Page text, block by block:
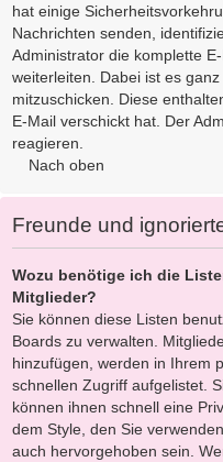
hat einige
Nachrichten senden,
Administrator die komplette
weiterleiten. Dabei ist es
mitzuschicken. Diese
E-Mail verschickt hat. Der
reagieren.
Nach oben
Freunde und
Wozu benötige ich die
Mitglieder?
Sie können diese Listen
Boards zu verwalten.
hinzufügen, werden in Ihrem
schnellen Zugriff aufgelistet.
können ihnen schnell eine
dem Style, den Sie
auch hervorgehoben sein.